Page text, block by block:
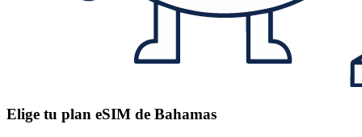
Elige tu plan eSIM de Bahamas